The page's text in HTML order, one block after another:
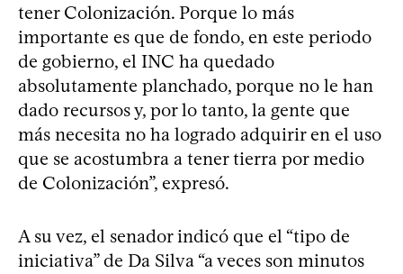
tener Colonización. Porque lo más
importante es que de fondo, en este periodo
de gobierno, el INC ha quedado
absolutamente planchado, porque no le han
dado recursos y, por lo tanto, la gente que
más necesita no ha logrado adquirir en el uso
que se acostumbra a tener tierra por medio
de Colonización”, expresó.
A su vez, el senador indicó que el “tipo de
iniciativa” de Da Silva “a veces son minutos